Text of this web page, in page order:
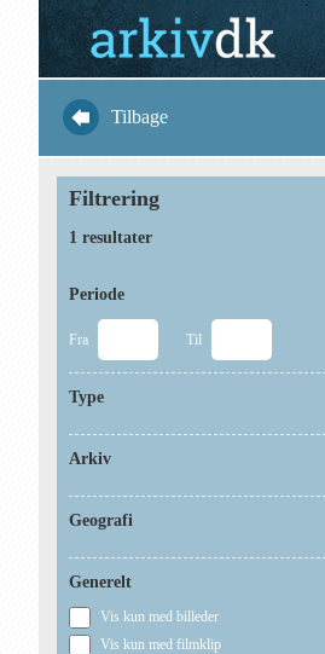
Tilbage
Filtrering
1 resultater
Periode
Fra Til
Type
Arkiv
Geografi
Generelt
Vis kun med billeder
Vis kun med filmklip